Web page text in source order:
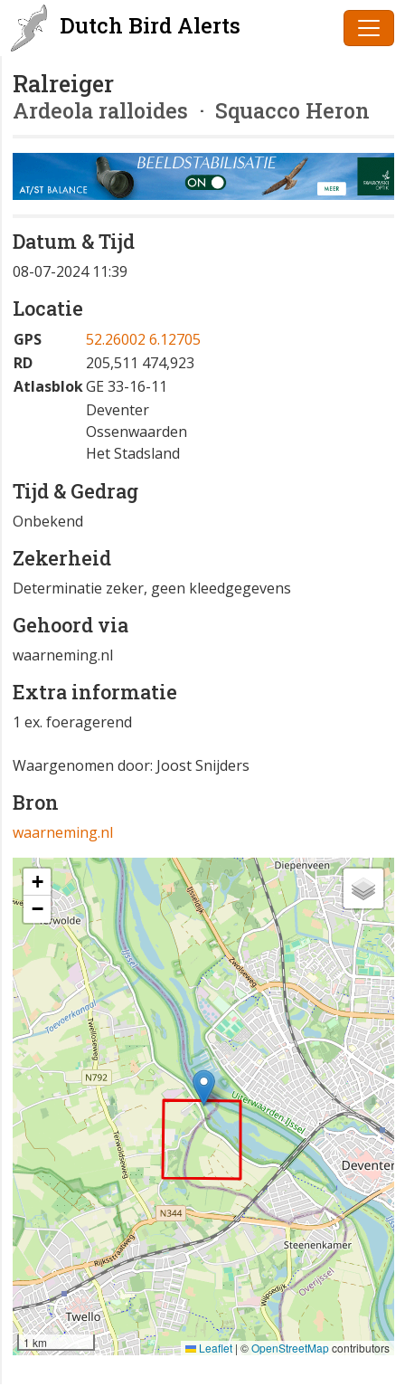
Dutch Bird Alerts
Ralreiger
Ardeola ralloides · Squacco Heron
Datum & Tijd
08-07-2024 11:39
Locatie
GPS
52.26002 6.12705
RD
205,511 474,923
AtlasblokGE 33-16-11
Deventer
Ossenwaarden
Het Stadsland
Tijd & Gedrag
Onbekend
Zekerheid
Determinatie zeker, geen kleedgegevens
Gehoord via
waarneming.nl
Extra informatie
1 ex. foeragerend
Waargenomen door: Joost Snijders
Bron
waarneming.nl
+
−
1 km Leaflet | ©OpenStreetMapcontributors